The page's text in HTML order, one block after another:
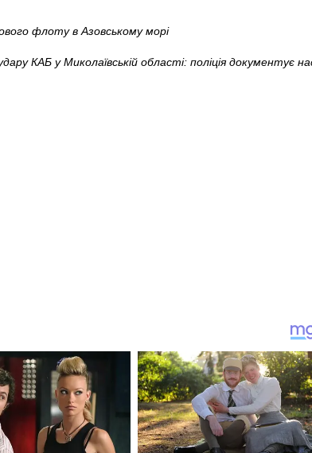
флоту в Азовському морі
КАБ у Миколаївській області: поліція документує